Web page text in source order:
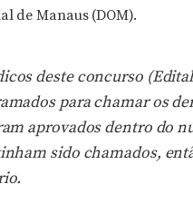
de Manaus (DOM).
deste concurso
para chamar os
aprovados dentro do
sido chamados,